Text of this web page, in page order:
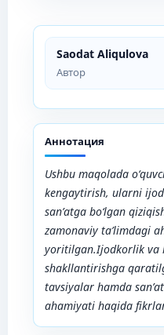
Saodat Aliqulova
Автор
Аннотация
Ushbu maqolada
kengaytirish, ularni
san’atga bo‘lgan
zamonaviy ta’limdagi
yoritilgan.Ijodkorlik va
shakllantirishga
tavsiyalar hamda
ahamiyati haqida